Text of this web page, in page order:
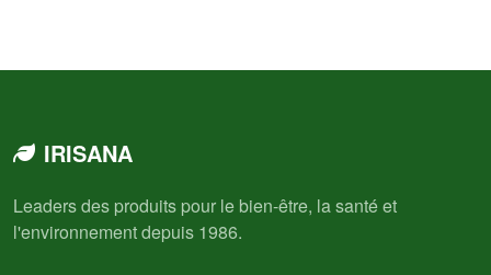
IRISANA
Leaders des produits pour le bien-être, la santé et
l'environnement depuis 1986.